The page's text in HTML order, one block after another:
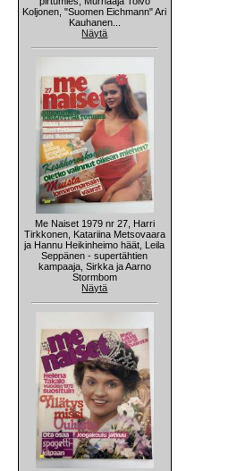
Koljonen, "Suomen Eichmann" Ari
Kauhanen...
Näytä
Me Naiset 1979 nr 27, Harri
Tirkkonen, Katariina Metsovaara
ja Hannu Heikinheimo häät, Leila
Seppänen - supertähtien
kampaaja, Sirkka ja Aarno
Stormbom
Näytä